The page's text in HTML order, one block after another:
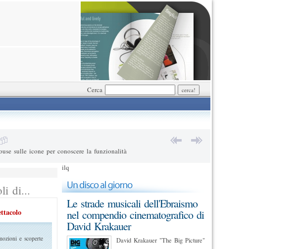
Cerca
sulle icone per conoscere la funzionalità
nome *
Messaggio
di...
e scoperte
ilq
Le strade musicali dell'Ebraismo
nel compendio cinematografico di
David Krakauer
David Krakauer "The Big Picture"